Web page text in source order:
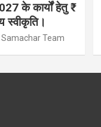
के कार्यों हेतु ₹
स्वीकृति।
Samachar Team